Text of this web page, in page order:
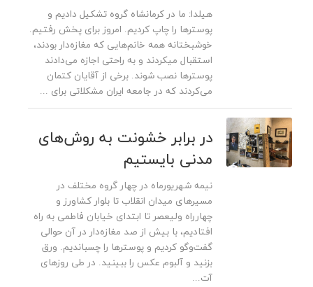
هیلدا: ما در کرمانشاه گروه تشکیل دادیم و
پوسترها را چاپ کردیم. امروز برای پخش رفتیم.
خوشبختانه همه خانم‌هایی که مغازه‌دار بودند،
استقبال میکردند و به راحتی اجازه می‌دادند
پوسترها نصب شوند. برخی از آقایان کتمان
می‌کردند که در جامعه ایران مشکلاتی برای ...
در برابر خشونت به روش‌های
مدنی بایستیم
نیمه شهریورماه در چهار گروه مختلف در
مسیرهای میدان انقلاب تا بلوار کشاورز و
چهارراه ولیعصر تا ابتدای خیابان فاطمی به راه
افتادیم، با بیش از صد مغازه‌دار در آن حوالی
گفت‌وگو کردیم و پوسترها را چسباندیم. ورق
بزنید و آلبوم عکس را ببینید. در طی روزهای
آت...